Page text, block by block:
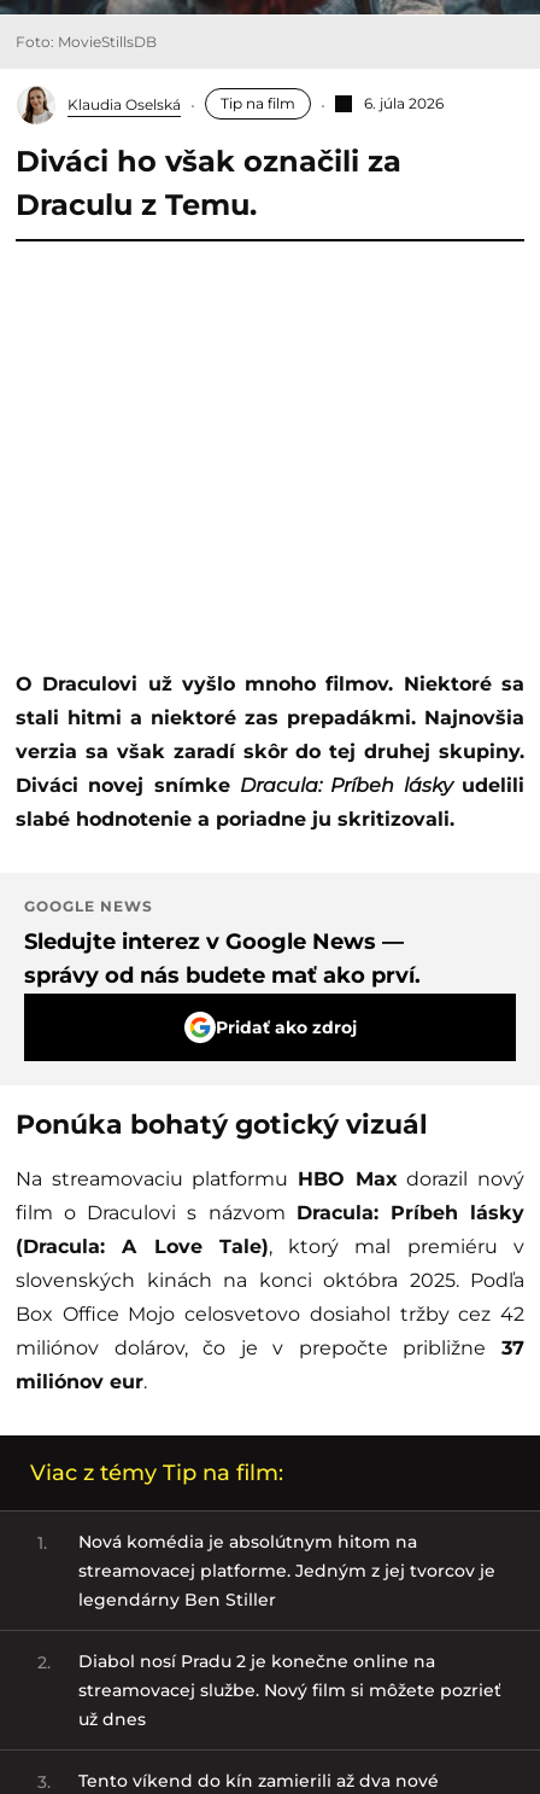
Foto: MovieStillsDB
Klaudia Oselská Tip na film 6. júla 2026
Diváci ho však označili za
Draculu z Temu.
O Draculovi už vyšlo mnoho filmov. Niektoré sa
stali hitmi a niektoré zas prepadákmi. Najnovšia
verzia sa však zaradí skôr do tej druhej skupiny.
Diváci novej snímke Dracula: Príbeh lásky udelili
slabé hodnotenie a poriadne ju skritizovali.
GOOGLE NEWS
Sledujte interez v Google News —
správy od nás budete mať ako prví.
Pridať ako zdroj
Ponúka bohatý gotický vizuál
Na streamovaciu platformu HBO Max dorazil nový
film o Draculovi s názvom Dracula: Príbeh lásky
(Dracula: A Love Tale), ktorý mal premiéru v
slovenských kinách na konci októbra 2025. Podľa
Box Office Mojo celosvetovo dosiahol tržby cez 42
miliónov dolárov, čo je v prepočte približne 37
miliónov eur.
Viac z témy Tip na film:
1.
Nová komédia je absolútnym hitom na
streamovacej platforme. Jedným z jej tvorcov je
legendárny Ben Stiller
2.
Diabol nosí Pradu 2 je konečne online na
streamovacej službe. Nový film si môžete pozrieť
už dnes
3.
Tento víkend do kín zamierili až dva nové